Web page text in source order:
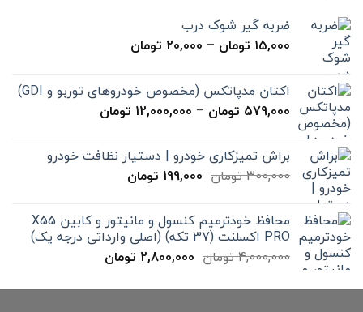
ضربه گیر شوک درب
15,000 تومان –
20,000 تومان
تا
20,000 تومان
اکتان مدپاتکس (مخصوص خودروهای توربو و GDI)
579,000 تومان –
12,000,000 تومان
تا
براش تمیزکاری خودرو | دستیار نظافت خودرو
300,000تومان قیمت
بود.
199,000 تومانقیمت
199,000 تومان
است. محافظ خودترمیم کنسول و مانیتور و کابین X55
PRO اکسلنت (37 تکه) (اصلی وارداتی درجه یک)
4,000,000تومان قیمت
4,000,000 تومان
2,800,000 تومانقیمت
2,800,000 تومان